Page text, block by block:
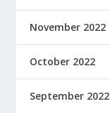
November 2022
October 2022
September 2022